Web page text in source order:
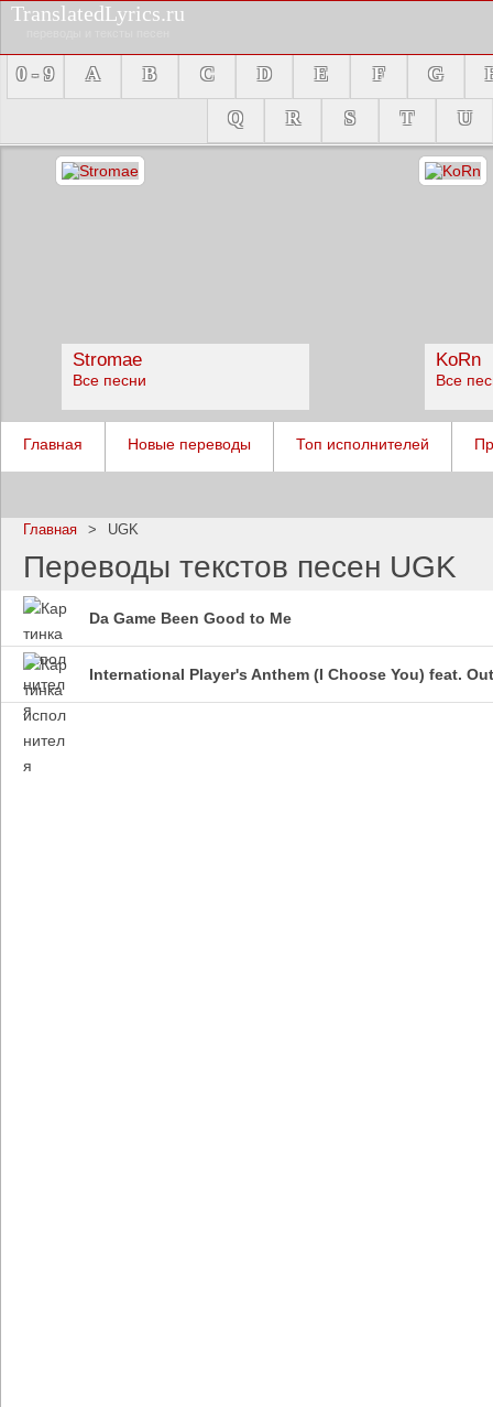
TranslatedLyrics.ru
0 - 9 A B C D E F G
Q
R S T U
Stromae
Все песни
KoRn
Все
Главная Новые переводы Топ исполнителей
Главная > UGK
Переводы текстов песен UGK
Da Game Been Good to Me
International Player's Anthem (I Choose You) feat.